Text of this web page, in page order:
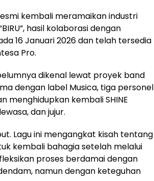
kembali meramaikan industri
hasil kolaborasi dengan
16 Januari 2026 dan telah tersedia
Pro.
dikenal lewat proyek band
dengan label Musica, tiga personel
menghidupkan kembali SHINE
dan jujur.
Lagu ini mengangkat kisah tentang
kembali bahagia setelah melalui
proses berdamai dengan
namun dengan keteguhan